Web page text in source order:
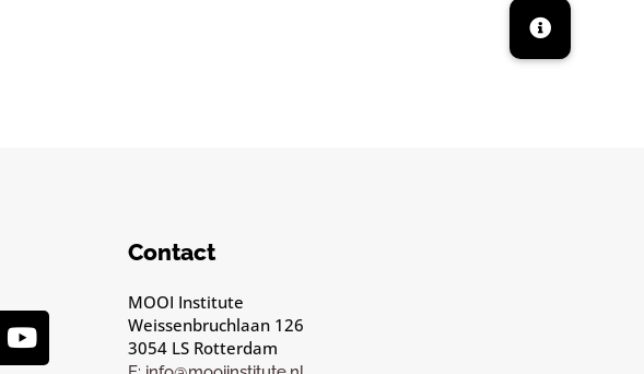
Contact
MOOI Institute
Weissenbruchlaan 126
3054 LS Rotterdam